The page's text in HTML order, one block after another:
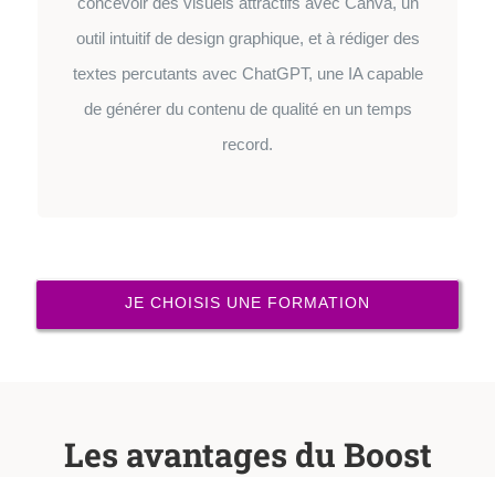
outil intuitif de design graphique, et à rédiger des
textes percutants avec ChatGPT, une IA capable
de générer du contenu de qualité en un temps
record.
JE CHOISIS UNE FORMATION
Les avantages du Boost